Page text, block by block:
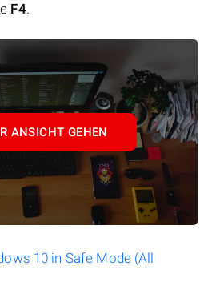
F4.
ANSICHT GEHEN
10 in Safe Mode (All